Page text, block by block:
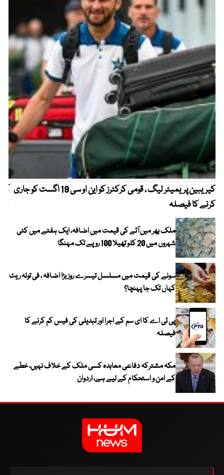
کیریبین پریمیئر لیگ ، قومی کرکٹرز کو این او سی 19 اگست کو جاری
کرنے کا فیصلہ
ملک بھر میں آٹے کی قیمت میں اضافہ، ایک ہفتے میں کئی
شہروں میں 20 کلو تھیلا 100 روپے تک مہنگا
سونے کی قیمت میں مسلسل تیسرے روز بڑا اضافہ ، فی تولہ ریٹ
کہاں تک جا پہنچا؟
پی ٹی اے کا ای سم کے اجرا اور تبدیلی کی فیس کم کرنے کا
فیصلہ
مکہ مشترکہ دفاعی معاہدہ کسی ملک کے خلاف نہیں، خطے
کے امن و استحکام کے لیے ہے، اردوان